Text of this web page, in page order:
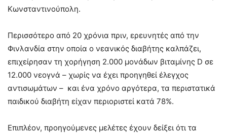
Κωνσταντινούπολη.
Περισσότερο από 20 χρόνια πριν, ερευνητές από την
Φινλανδία στην οποία ο νεανικός διαβήτης καλπάζει,
επιχείρησαν τη χορήγηση 2.000 μονάδων βιταμίνης D σε
12.000 νεογνά – χωρίς να έχει προηγηθεί έλεγχος
αντισωμάτων – και ένα χρόνο αργότερα, τα περιστατικά
παιδικού διαβήτη είχαν περιοριστεί κατά 78%.
Επιπλέον, προηγούμενες μελέτες έχουν δείξει ότι τα